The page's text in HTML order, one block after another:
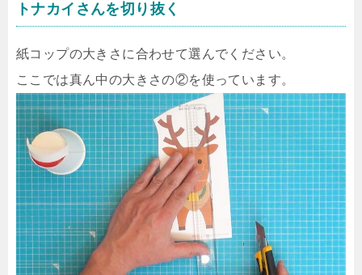
トナカイさんを切り抜く
紙コップの大きさに合わせて選んでください。
ここでは真ん中の大きさの②を使っています。